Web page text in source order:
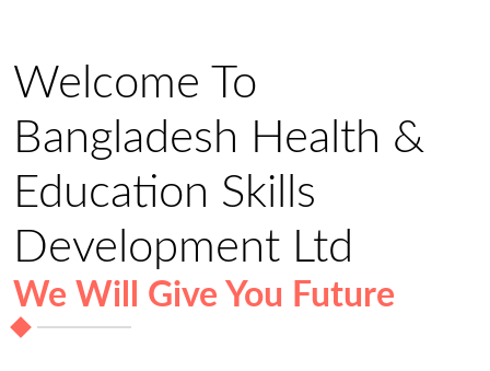
Welcome To
Bangladesh Health &
Education Skills
Development Ltd
We Will Give You Future